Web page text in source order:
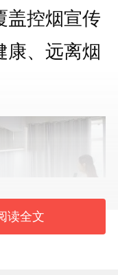
盖控烟宣传
康、远离烟
读全文